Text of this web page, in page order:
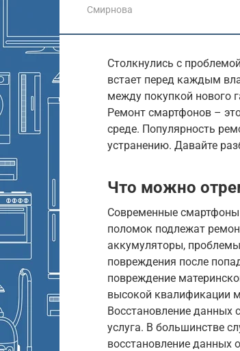
Смирнова
Столкнулись с
встает перед каждым
между покупкой нового
Ремонт смартфонов –
среде. Популярность
устранению. Давайте
Что можно
Современные
поломок подлежат
аккумуляторы,
повреждения после
повреждение
высокой квалификации
Восстановление данных
услуга. В большинстве
восстановление данных